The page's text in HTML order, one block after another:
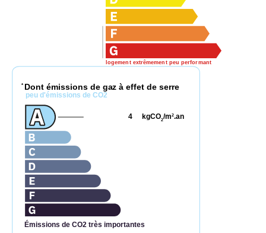
logement extrêmement peu performant
* Dont émissions de gaz à effet de serre
peu d'émissions de CO2
Émissions de CO2 très importantes
kgCO2/m2.an
4